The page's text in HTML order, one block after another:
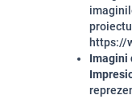
https://
Imagini